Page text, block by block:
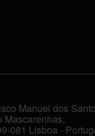
Manuel dos
Mascarenhas,
081 Lisboa -